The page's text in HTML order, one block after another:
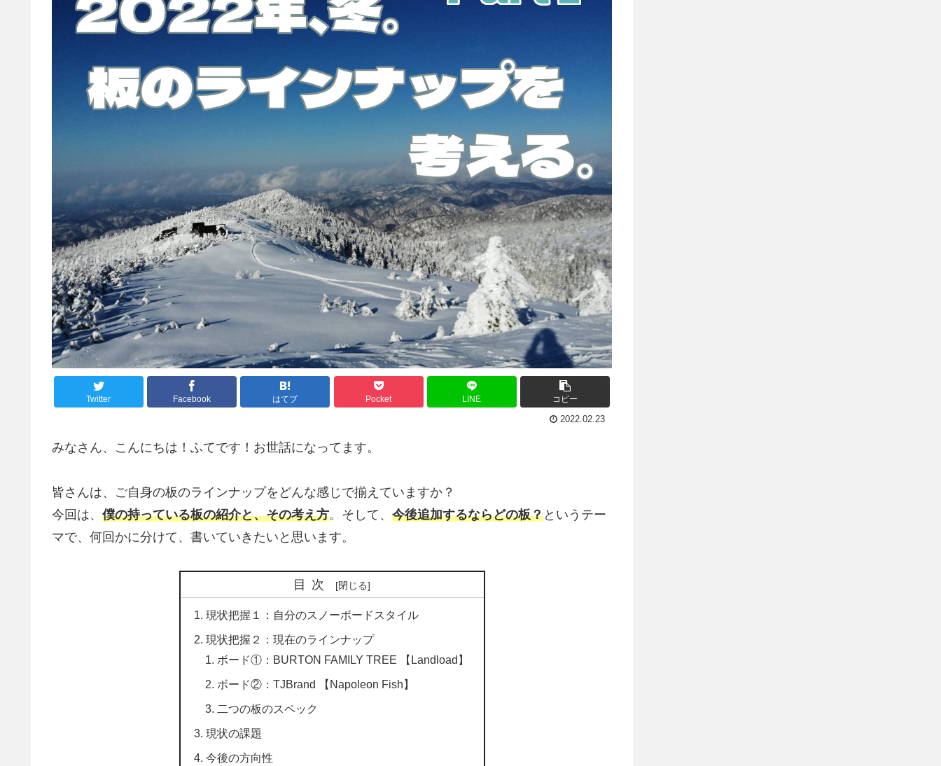
Twitter Facebook はてブ Pocket LINE コピー
2022.02.23
みなさん、こんにちは！ふてです！お世話になってます。
皆さんは、ご自身の板のラインナップをどんな感じで揃えていますか？
今回は、 僕の持っている板の紹介と、その考え方。そして、 今後追加するならどの板？というテー
マで、何回かに分けて、書いていきたいと思います。
目次
現状把握１：自分のスノーボードスタイル
現状把握２：現在のラインナップ
ボード①：BURTON FAMILY TREE 【Landload】
ボード②：TJBrand 【Napoleon Fish】
二つの板のスペック
現状の課題
今後の方向性